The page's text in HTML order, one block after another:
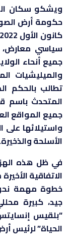
ويشكو سكان
سياسي معارض،
جميع أنحاء
والميليشيات
تطالب بالحكم الذاتي، في 6
المتحدث باسم
جميع المواقع
واستيلائها على
الأسلحة والذخيرة.
في ظل هذه
الاتفاقية
خطوة مهمة
جيد، كبيرة
“بلقيس
الحياة” لرئيس